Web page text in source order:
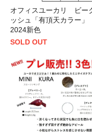
オフィスユーカリ ビー
ッシュ「有頂天カラー」
2024新色
SOLD OUT